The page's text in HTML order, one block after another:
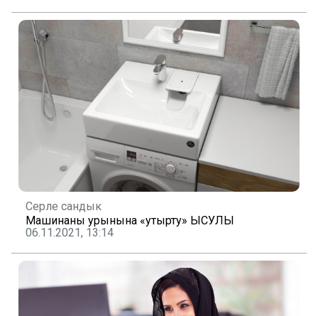
Серле сандык
Машинаны урынына «утырту» ЫСУЛЫ
06.11.2021, 13:14